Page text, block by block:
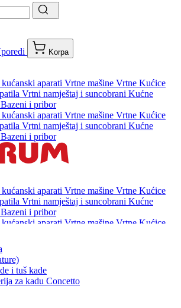
Korpa
aparati Vrtne mašine Vrtne Kućice
Vrtni namještaj i suncobrani Kućne
Bazeni i pribor
aparati Vrtne mašine Vrtne Kućice
Vrtni namještaj i suncobrani Kućne
Bazeni i pribor
aparati Vrtne mašine Vrtne Kućice
Vrtni namještaj i suncobrani Kućne
Bazeni i pribor
aparati Vrtne mašine Vrtne Kućice
i tuš kade
za kadu Concetto